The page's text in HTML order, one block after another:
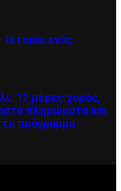
ενός
17 μέρες χορός,
πληρώματα και
πρόγραμμα